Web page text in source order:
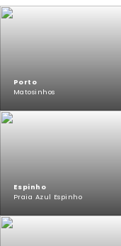
Porto
Matosinhos
Espinho
Praia Azul Espinho